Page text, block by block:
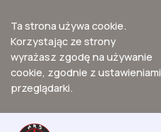
Ta strona używa cookie.
Korzystając ze strony
wyrażasz zgodę na używanie
cookie, zgodnie z ustawieniami
przeglądarki.
Przejdź